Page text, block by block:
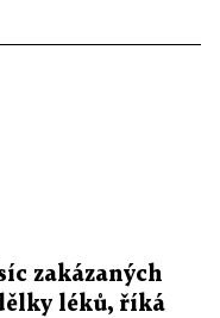
zakázaných
léků, říká